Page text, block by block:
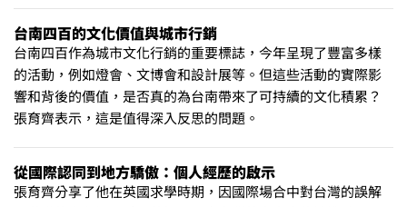
台南四百的文化價值與城市行銷
台南四百作為城市文化行銷的重要標誌，今年呈現了豐富多樣
的活動，例如燈會、文博會和設計展等。但這些活動的實際影
響和背後的價值，是否真的為台南帶來了可持續的文化積累？
張育齊表示，這是值得深入反思的問題。
從國際認同到地方驕傲：個人經歷的啟示
張育齊分享了他在英國求學時期，因國際場合中對台灣的誤解